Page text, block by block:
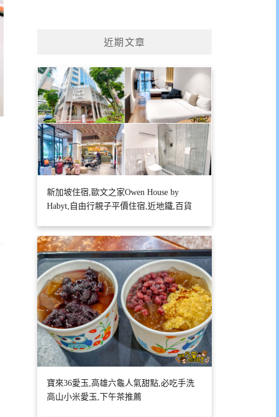
近期文章
新加坡住宿,歐文之家Owen House by
Habyt,自由行親子平價住宿,近地鐵,百貨
寶來36愛玉,高雄六龜人氣甜點,必吃手洗
高山小米愛玉,下午茶推薦